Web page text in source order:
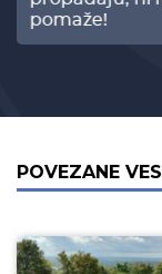
pomaže!
POVEZANE